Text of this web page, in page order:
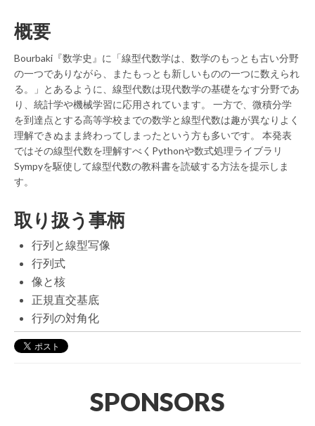
概要
Bourbaki『数学史』に「線型代数学は、数学のもっとも古い分野
の一つでありながら、またもっとも新しいものの一つに数えられ
る。」とあるように、線型代数は現代数学の基礎をなす分野であ
り、統計学や機械学習に応用されています。 一方で、微積分学
を到達点とする高等学校までの数学と線型代数は趣が異なりよく
理解できぬまま終わってしまったという方も多いです。 本発表
ではその線型代数を理解すべくPythonや数式処理ライブラリ
Sympyを駆使して線型代数の教科書を読破する方法を提示しま
す。
取り扱う事柄
行列と線型写像
行列式
像と核
正規直交基底
行列の対角化
SPONSORS